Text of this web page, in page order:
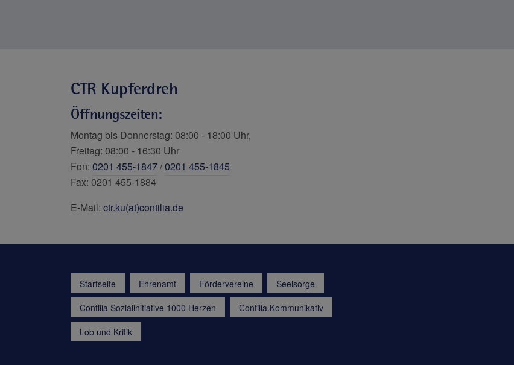
CTR Kupferdreh
Öffnungszeiten:
Montag bis Donnerstag: 08:00 - 18:00 Uhr,
Freitag: 08:00 - 16:30 Uhr
Fon: 0201 455-1847/0201 455-1845
Fax: 0201 455-1884
E-Mail: ctr.ku(at)contilia.de
Startseite Ehrenamt Fördervereine
Seelsorge
Contilia Sozialinitiative 1000 Herzen
Contilia.Kommunikativ
Lob und Kritik